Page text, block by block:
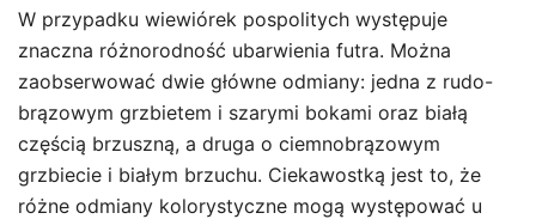
W przypadku wiewiórek pospolitych występuje
znaczna różnorodność ubarwienia futra. Można
zaobserwować dwie główne odmiany: jedna z rudo-
brązowym grzbietem i szarymi bokami oraz białą
częścią brzuszną, a druga o ciemnobrązowym
grzbiecie i białym brzuchu. Ciekawostką jest to, że
różne odmiany kolorystyczne mogą występować u